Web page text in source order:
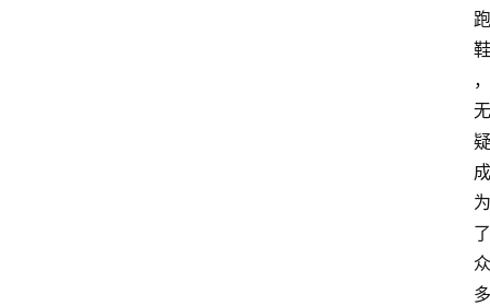
跑
鞋
，
无
疑
成
为
了
众
多